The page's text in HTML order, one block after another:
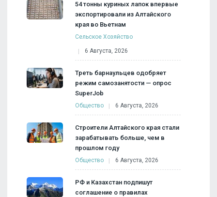
54 тонны куриных лапок впервые
экспортировали из Алтайского
края во Вьетнам
Сельское Хозяйство
6 Августа, 2026
Треть барнаульцев одобряет
режим самозанятости — опрос
SuperJob
Общество 6 Августа, 2026
Строители Алтайского края стали
зарабатывать больше, чем в
прошлом году
Общество 6 Августа, 2026
РФ и Казахстан подпишут
соглашение о правилах